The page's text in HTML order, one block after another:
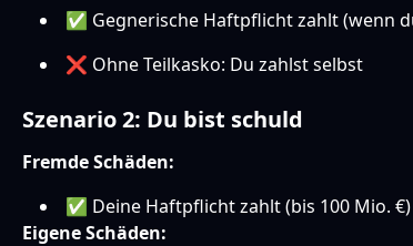
✅ Gegnerische Haftpflicht zahlt (wenn
❌ Ohne Teilkasko: Du zahlst selbst
Szenario 2: Du bist schuld
Fremde Schäden:
✅ Deine Haftpflicht zahlt (bis 100 Mio. €)
Eigene Schäden: